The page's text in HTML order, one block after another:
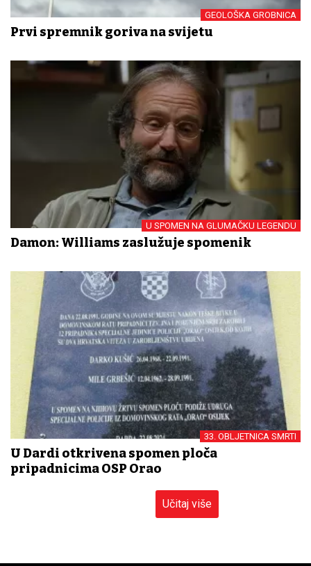
GEOLOŠKA GROBNICA
Prvi spremnik goriva na svijetu
U SPOMEN NA GLUMAČKU LEGENDU
Damon: Williams zaslužuje spomenik
33. OBLJETNICA SMRTI
U Dardi otkrivena spomen ploča
pripadnicima OSP Orao
Učitaj više